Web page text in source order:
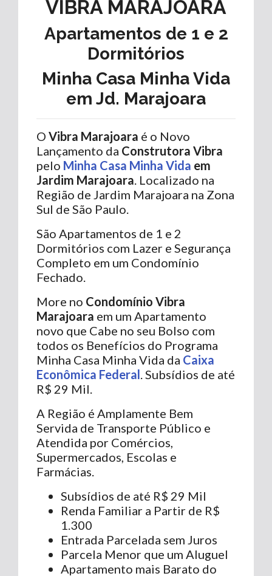
VIBRA MARAJOARA
Apartamentos de 1 e 2
Dormitórios
Minha Casa Minha Vida
em Jd. Marajoara
O Vibra Marajoara é o Novo
Lançamento da Construtora Vibra
pelo Minha Casa Minha Vida em
Jardim Marajoara. Localizado na
Região de Jardim Marajoara na Zona
Sul de São Paulo.
São Apartamentos de 1 e 2
Dormitórios com Lazer e Segurança
Completo em um Condomínio
Fechado.
More no Condomínio Vibra
Marajoara em um Apartamento
novo que Cabe no seu Bolso com
todos os Benefícios do Programa
Minha Casa Minha Vida da Caixa
Econômica Federal. Subsídios de até
R$ 29 Mil.
A Região é Amplamente Bem
Servida de Transporte Público e
Atendida por Comércios,
Supermercados, Escolas e
Farmácias.
Subsídios de até R$ 29 Mil
Renda Familiar a Partir de R$
1.300
Entrada Parcelada sem Juros
Parcela Menor que um Aluguel
Apartamento mais Barato do